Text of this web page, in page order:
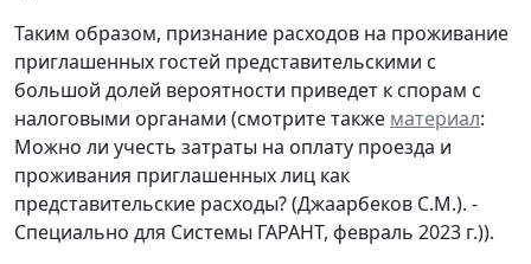
Таким образом, признание расходов на проживание
приглашенных гостей представительскими с
большой долей вероятности приведет к спорам с
налоговыми органами (смотрите также материал:
Можно ли учесть затраты на оплату проезда и
проживания приглашенных лиц как
представительские расходы? (Джаарбеков С.М.). -
Специально для Системы ГАРАНТ, февраль 2023 г.)).